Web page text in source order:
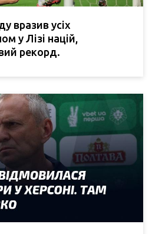
вразив усіх
у Лізі націй,
рекорд.